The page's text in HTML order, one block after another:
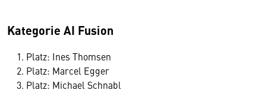
Kategorie AI Fusion
Platz: Ines Thomsen
Platz: Marcel Egger
Platz: Michael Schnabl